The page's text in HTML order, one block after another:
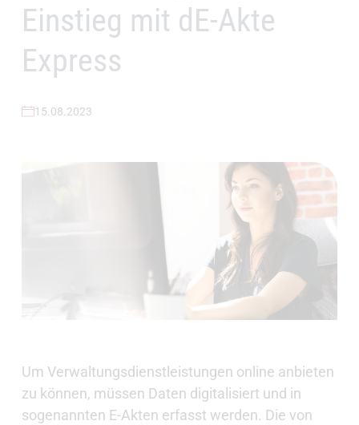
Einstieg mit dE-Akte
Express
15.08.2023
Um Verwaltungsdienstleistungen online anbieten
zu können, müssen Daten digitalisiert und in
sogenannten E-Akten erfasst werden. Die von